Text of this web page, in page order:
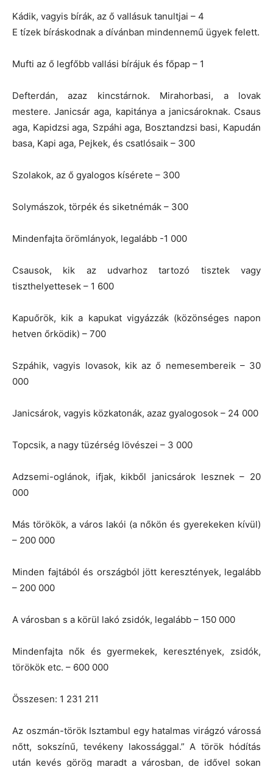
Kádik, vagyis bírák, az ő vallásuk tanultjai – 4
E tízek bíráskodnak a dívánban mindennemű ügyek felett.
Mufti az ő legfőbb vallási bírájuk és főpap – 1
Defterdán, azaz kincstárnok. Mirahorbasi, a lovak
mestere. Janicsár aga, kapitánya a janicsároknak. Csaus
aga, Kapidzsi aga, Szpáhi aga, Bosztandzsi basi, Kapudán
basa, Kapi aga, Pejkek, és csatlósaik – 300
Szolakok, az ő gyalogos kísérete – 300
Solymászok, törpék és siketnémák – 300
Mindenfajta örömlányok, legalább -1 000
Csausok, kik az udvarhoz tartozó tisztek vagy
tiszthelyettesek – 1 600
Kapuőrök, kik a kapukat vigyázzák (közönséges napon
hetven őrködik) – 700
Szpáhik, vagyis lovasok, kik az ő nemesembereik – 30
000
Janicsárok, vagyis közkatonák, azaz gyalogosok – 24 000
Topcsik, a nagy tüzérség lövészei – 3 000
Adzsemi-oglánok, ifjak, kikből janicsárok lesznek – 20
000
Más törökök, a város lakói (a nőkön és gyerekeken kívül)
– 200 000
Minden fajtából és országból jött keresztények, legalább
– 200 000
A városban s a körül lakó zsidók, legalább – 150 000
Mindenfajta nők és gyermekek, keresztények, zsidók,
törökök etc. – 600 000
Összesen: 1 231 211
Az oszmán-török Isztambul egy hatalmas virágzó várossá
nőtt, sokszínű, tevékeny lakossággal.” A török hódítás
után kevés görög maradt a városban, de idővel sokan